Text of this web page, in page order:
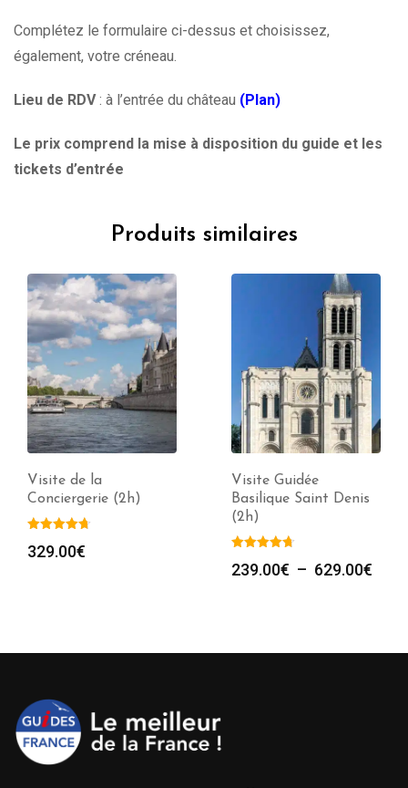
Complétez le formulaire ci-dessus et choisissez,
également, votre créneau.
Lieu de RDV: à l’entrée du château (Plan)
Le prix comprend la mise à disposition du guide et les
tickets d’entrée
Produits similaires
Visite de la
Conciergerie (2h)
329.00€
Visite Guidée
Basilique Saint Denis
(2h)
239.00€ – 629.00€
à